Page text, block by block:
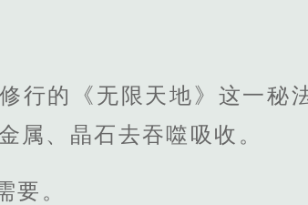
行的《无限天地》这一秘
属、晶石去吞噬吸收。
要。